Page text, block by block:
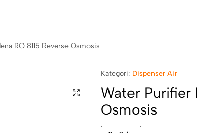
RO 8115 Reverse Osmosis
Kategori: Dispenser Air
Water Purifier
Osmosis